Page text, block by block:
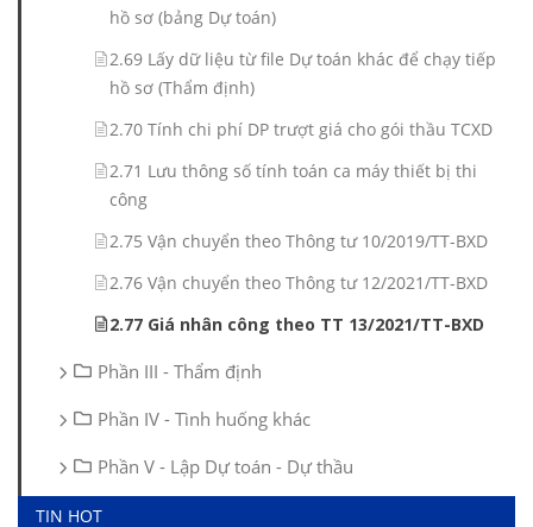
hồ sơ (bảng Dự toán)
2.69 Lấy dữ liệu từ file Dự toán khác để chạy tiếp
hồ sơ (Thẩm định)
2.70 Tính chi phí DP trượt giá cho gói thầu TCXD
2.71 Lưu thông số tính toán ca máy thiết bị thi
công
2.75 Vận chuyển theo Thông tư 10/2019/TT-BXD
2.76 Vận chuyển theo Thông tư 12/2021/TT-BXD
2.77 Giá nhân công theo TT 13/2021/TT-BXD
Phần III - Thẩm định
Phần IV - Tình huống khác
Phần V - Lập Dự toán - Dự thầu
TIN HOT